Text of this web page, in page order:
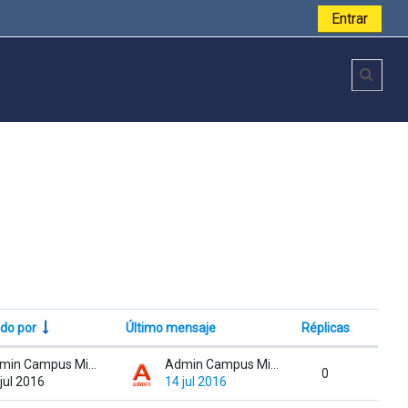
Entrar
por Último mensaje
Réplicas
Admin Campus MinJUSDH
2016
Admin Campus MinJUSDH
14 jul 2016
0